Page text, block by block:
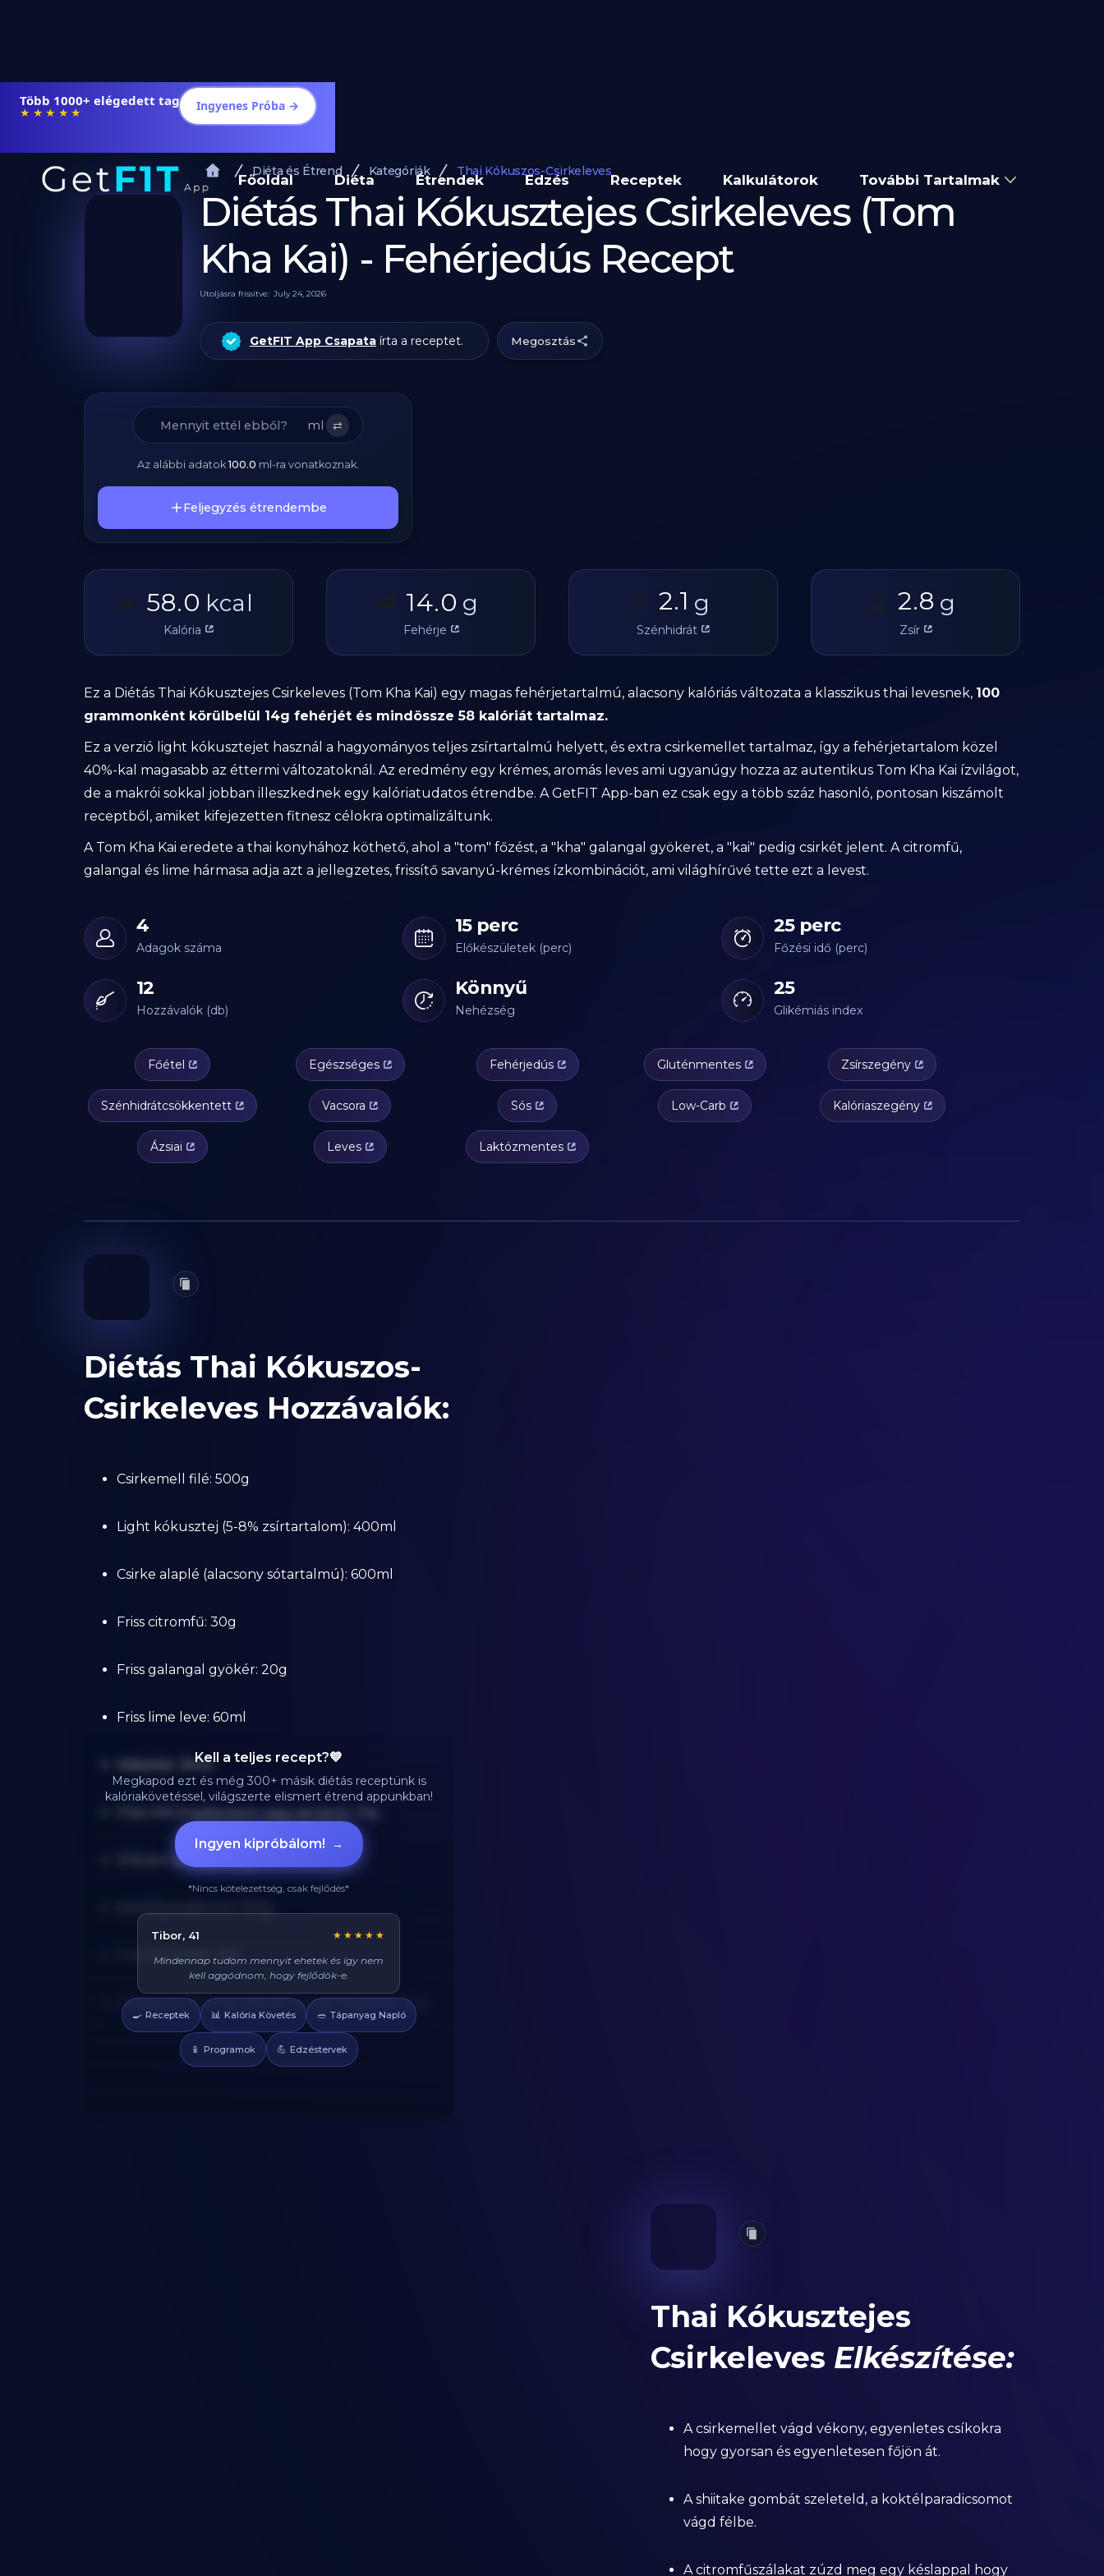
Több 1000+ elégedett tag
★★★★★ Ingyenes Próba →
Főoldal Diéta Étrendek Edzés Receptek Kalkulátorok További Tartalmak
Diéta és Étrend Kategóriák Thai Kókuszos-Csirkeleves
Diétás Thai Kókusztejes Csirkeleves (Tom
Kha Kai) - Fehérjedús Recept
Utoljásra frissítve: July 24, 2026
GetFIT App Csapataírta a receptet. Megosztás
ml ⇄
Az alábbi adatok100.0 ml -ra vonatkoznak.
Feljegyzés étrendembe
🔥 58.0 kcal
Kalória
🥩 14.0 g
Fehérje
🥔 2.1 g
Szénhidrát
🫒 2.8 g
Zsír
Ez a Diétás Thai Kókusztejes Csirkeleves (Tom Kha Kai) egy magas fehérjetartalmú, alacsony kalóriás változata a klasszikus thai levesnek, 100
grammonként körülbelül 14g fehérjét és mindössze 58 kalóriát tartalmaz.
Ez a verzió light kókusztejet használ a hagyományos teljes zsírtartalmú helyett, és extra csirkemellet tartalmaz, így a fehérjetartalom közel
40%-kal magasabb az éttermi változatoknál. Az eredmény egy krémes, aromás leves ami ugyanúgy hozza az autentikus Tom Kha Kai ízvilágot,
de a makrói sokkal jobban illeszkednek egy kalóriatudatos étrendbe. A GetFIT App-ban ez csak egy a több száz hasonló, pontosan kiszámolt
receptből, amiket kifejezetten fitnesz célokra optimalizáltunk.
A Tom Kha Kai eredete a thai konyhához köthető, ahol a "tom" főzést, a "kha" galangal gyökeret, a "kai" pedig csirkét jelent. A citromfű,
galangal és lime hármasa adja azt a jellegzetes, frissítő savanyú-krémes ízkombinációt, ami világhírűvé tette ezt a levest.
4
Adagok száma
15 perc
Előkészületek (perc)
25 perc
Főzési idő (perc)
12
Hozzávalók (db)
Könnyű
Nehézség
25
Glikémiás index
Főétel Egészséges Fehérjedús Gluténmentes Zsírszegény
Szénhidrátcsökkentett Vacsora Sós Low-Carb Kalóriaszegény
Ázsiai Leves Laktózmentes
Diétás Thai Kókuszos-
Csirkeleves Hozzávalók:
Csirkemell filé: 500g
Light kókusztej (5-8% zsírtartalom): 400ml
Csirke alaplé (alacsony sótartalmú): 600ml
Friss citromfű: 30g
Friss galangal gyökér: 20g
Friss lime leve: 60ml
Halszósz: 30ml
Friss chili (madárszem vagy serrano): 10g
Shiitake gomba: 150g
Friss koriander: 15g
Újhagyma (Spring onions/ Tavaszi hagyma): 40g
Kell a teljes recept?💙
Megkapod ezt és még 300+ másik diétás receptünk is
kalóriakövetéssel, világszerte elismert étrend appunkban!
Ingyen kipróbálom! →
*Nincs kötelezettség, csak fejlődés*
Réka, 29 ★★★★★
Azt hittem diétán csak csirkét és brokkolit lehet
enni, veletek mindig tudok valami finomat
enni, és sosem éhezem!
🍳 Receptek 📊 Kalória Követés 🥗 Tápanyag Napló
📱 Programok 💪 Edzéstervek
Thai Kókusztejes
Csirkeleves Elkészítése:
A csirkemellet vágd vékony, egyenletes csíkokra
hogy gyorsan és egyenletesen főjön át.
A shiitake gombát szeleteld, a koktélparadicsomot
vágd félbe.
A citromfűszálakat zúzd meg egy késlappal hogy